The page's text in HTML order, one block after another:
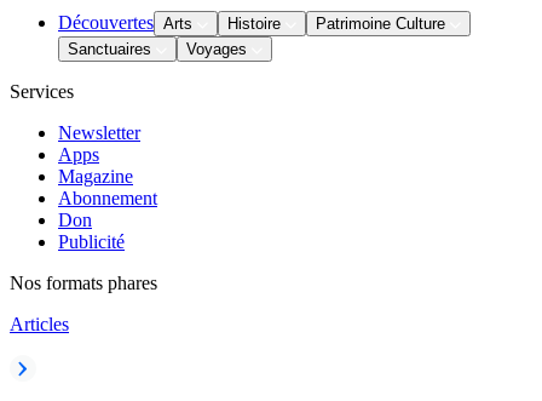
Découvertes Arts Histoire
Patrimoine Culture
Sanctuaires
Voyages
Services
Newsletter
Apps
Magazine
Abonnement
Don
Publicité
Nos formats phares
Articles